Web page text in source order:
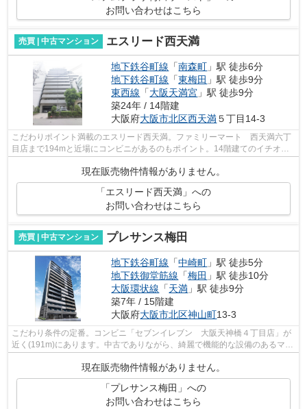
お問い合わせはこちら
売買 | 中古マンション エスリード西天満
地下鉄谷町線 「南森町 」駅 徒歩6分
地下鉄谷町線 「東梅田 」駅 徒歩9分
東西線 「大阪天満宮 」駅 徒歩9分
築24年 / 14階建
大阪府大阪市北区西天満５丁目14-3
こだわりポイント満載のエスリード西天満。ファミリーマート 西天満六丁
目店まで194mと近場にコンビニがあるのもポイント。14階建てのイチオシ
現在販売物件情報がありません。
「エスリード西天満」への
お問い合わせはこちら
売買 | 中古マンション プレサンス梅田
地下鉄谷町線 「中崎町 」駅 徒歩5分
地下鉄御堂筋線 「梅田 」駅 徒歩10分
大阪環状線 「天満 」駅 徒歩9分
築7年 / 15階建
大阪府大阪市北区神山町13-3
こだわり条件の定番。コンビニ「セブンイレブン 大阪天神橋４丁目店」が
近く(191m)にあります。中古でありながら、綺麗で機能的な設備のあるマン
現在販売物件情報がありません。
「プレサンス梅田」への
お問い合わせはこちら